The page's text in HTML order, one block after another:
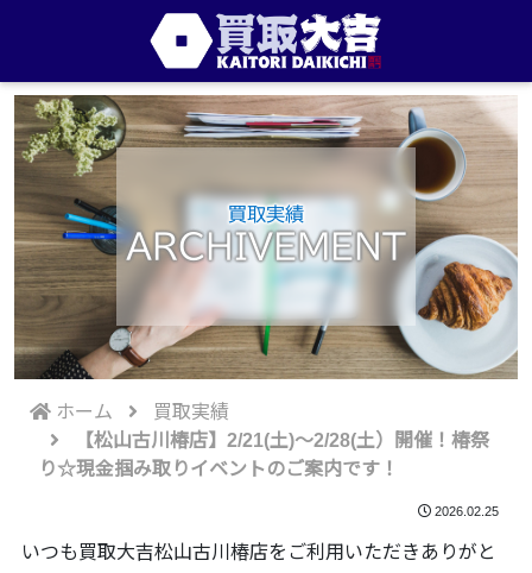
買取実績
ARCHIVEMENT
ホーム
買取実績
【松山古川椿店】2/21(土)～2/28(土）開催！椿祭
り☆現金掴み取りイベントのご案内です！
2026.02.25
いつも買取大吉松山古川椿店をご利用いただきありがと